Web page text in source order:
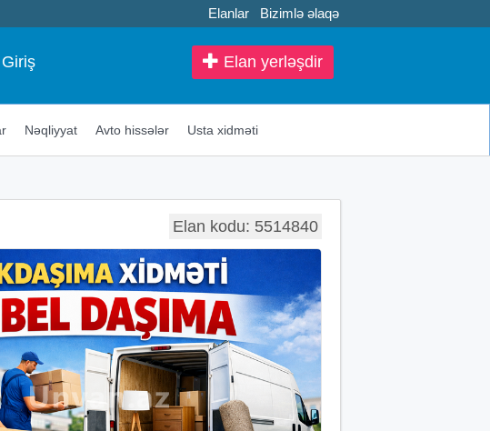
Elanlar Bizimlə əlaqə
Elan yerləşdir
Giriş
Nəqliyyat Avto hissələr Usta xidməti
Elan kodu: 5514840